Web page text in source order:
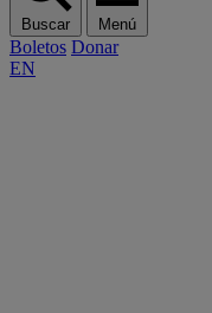
Buscar Menú
Boletos Donar
EN